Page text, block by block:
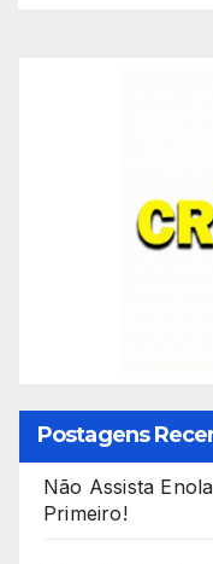
Postagens
Não Assista
Primeiro!